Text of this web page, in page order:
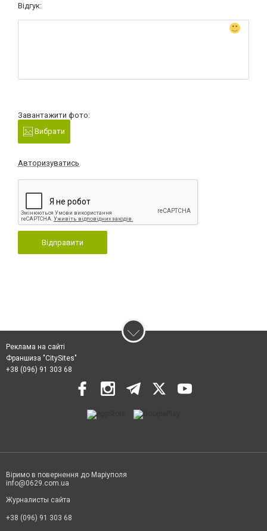
Відгук:
Завантажити фото:
Вибрати
Авторизуватись
Відправити
Реклама на сайті
Франшиза "CitySites"
+38 (096) 91 303 68
Віримо в повернення до Маріуполя
info@0629.com.ua
Журналисты сайта
+38 (096) 91 303 68